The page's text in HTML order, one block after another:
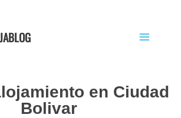
en Ciudad
Bolivar